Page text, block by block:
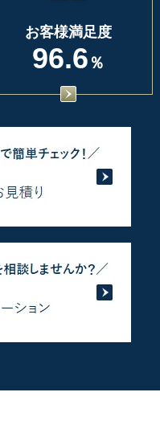
お客様満足度
96.6 ％